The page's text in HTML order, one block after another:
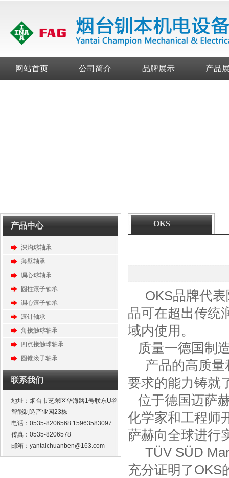
网站首页 公司简介 品牌展示 产品
产品中心
深沟球轴承
薄壁轴承
调心球轴承
圆柱滚子轴承
调心滚子轴承
滚针轴承
角接触球轴承
四点接触球轴承
圆锥滚子轴承
联系我们
地址：烟台市芝罘区华海路1号联东U谷
智能制造产业园23栋
电话：0535-8206568 15963583097
传真：0535-8206578
邮箱：yantaichuanben@163.com
OKS
OKS品牌代
品可在超出传统
域内使用。
质量一德国制
产品的高质
要求的能力铸就
位于德国迈萨
化学家和工程师
萨赫向全球进行
TÜV SÜD
充分证明了OKS